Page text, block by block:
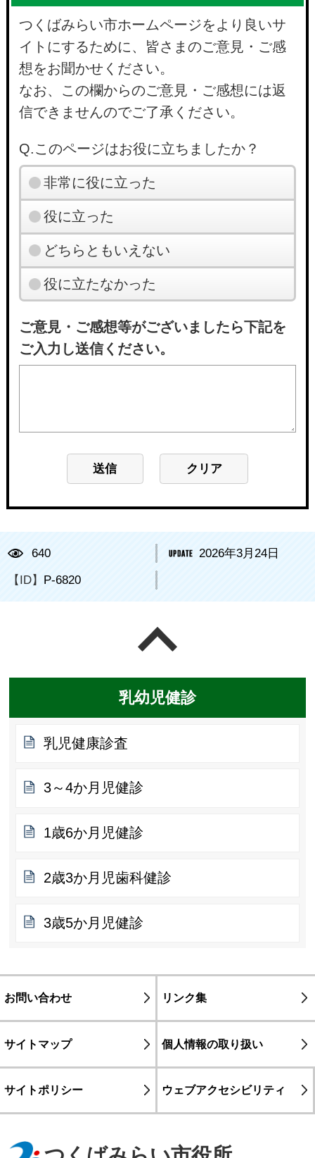
つくばみらい市ホームページをより良いサ
イトにするために、皆さまのご意見・ご感
想をお聞かせください。
なお、この欄からのご意見・ご感想には返
信できませんのでご了承ください。
Q.このページはお役に立ちましたか？
非常に役に立った
役に立った
どちらともいえない
役に立たなかった
ご意見・ご感想等がございましたら下記を
ご入力し送信ください。
640 2026年3月24日
【ID】 P-6820
乳幼児健診
乳児健康診査
3～4か月児健診
1歳6か月児健診
2歳3か月児歯科健診
3歳5か月児健診
お問い合わせ リンク集
サイトマップ 個人情報の取り扱い
サイトポリシー ウェブアクセシビリティ